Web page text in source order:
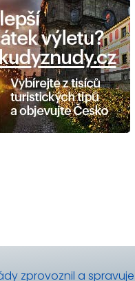
zprovoznil a spravuje